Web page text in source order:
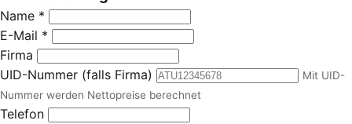
Name *
E-Mail *
Firma
UID-Nummer (falls Firma)
Mit UID-
Nummer werden Nettopreise berechnet
Telefon